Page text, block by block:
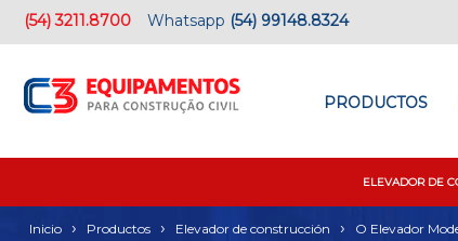
(54) 3211.8700 Whatsapp (54) 99148.8324
PRODUCTOS
ELEVADOR DE
Inicio › Productos › Elevador de construcción › O Elevador